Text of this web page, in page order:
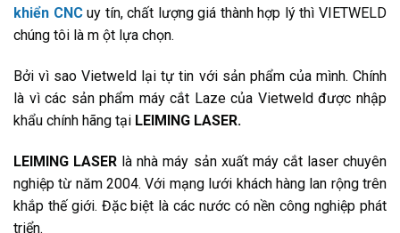
khiển CNCuy tín, chất lượng giá thành hợp lý thì VIETWELD
chúng tôi là m ột lựa chọn.
Bởi vì sao Vietweld lại tự tin với sản phẩm của mình. Chính
là vì các sản phẩm máy cắt Laze của Vietweld được nhập
khẩu chính hãng tại LEIMING LASER.
LEIMING LASER là nhà máy sản xuất máy cắt laser chuyên
nghiệp từ năm 2004. Với mạng lưới khách hàng lan rộng trên
khắp thế giới. Đặc biệt là các nước có nền công nghiệp phát
triển.